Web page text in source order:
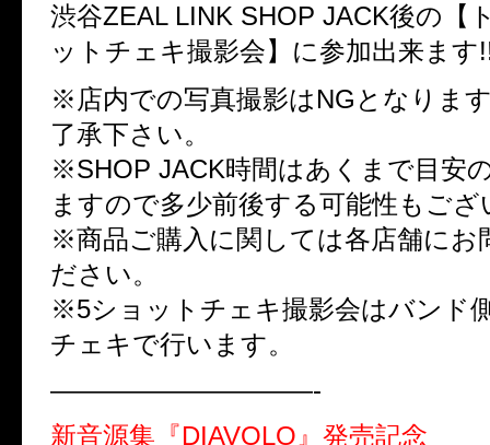
渋谷ZEAL LINK SHOP JACK後の【
ットチェキ撮影会】に参加出来ます
※店内での写真撮影はNGとなりま
了承下さい。
※SHOP JACK時間はあくまで目安
ますので多少前後する可能性もござ
※商品ご購入に関しては各店舗にお
ださい。
※5ショットチェキ撮影会はバンド
チェキで行います。
——————————-
新音源集『DIAVOLO』発売記念